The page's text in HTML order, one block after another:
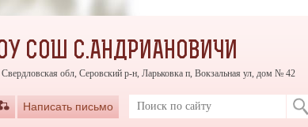
СОШ С.АНДРИАНОВИЧИ
обл, Серовский р-н, Ларьковка п, Вокзальная ул, дом № 42
Написать письмо